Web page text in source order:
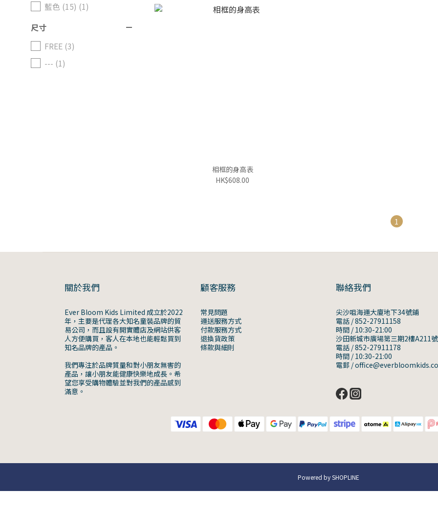
藍色 (15) (1)
尺寸
FREE (3)
--- (1)
相框的身高表
HK$608.00
1
關於我們
Ever Bloom Kids Limited 成立於2022
年，主要是代理各大知名童裝品牌的貿
易公司，而且設有開實體店及網站供客
人方便購買，客人在本地也能輕鬆買到
知名品牌的產品。
我們專注於品牌質量和對小朋友無害的
產品，讓小朋友能健康快樂地成長。希
望您享受購物體驗並對我們的產品感到
滿意。
顧客服務
常見問題
運送服務方式
付款服務方式
退換貨政策
條款與細則
聯絡我們
尖沙咀海運大廈地下34號鋪
電話 / 852-27911158
時間 / 10:30-21:00
沙田新城市廣場第三期2樓A211
電話 / 852-27911178
時間 / 10:30-21:00
電郵 /
Powered by SHOPLINE